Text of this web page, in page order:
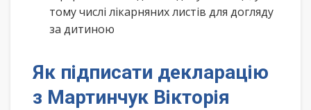
тому числі лікарняних листів для догляду
за дитиною
Як підписати декларацію
з Мартинчук Вікторія